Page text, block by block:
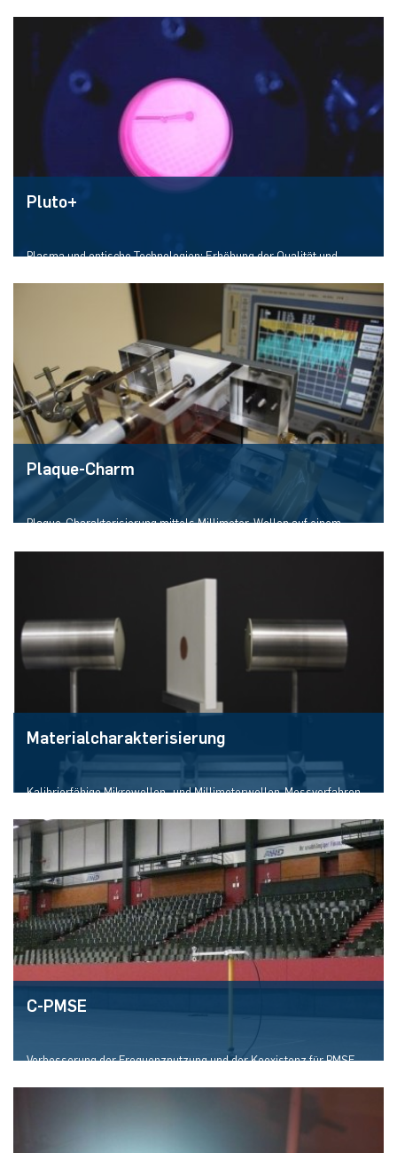
Mehr erfahren
Pluto+
Plasma und optische Technologien: Erhöhung der Qualität und
Mehr erfahren
Plaque-Charm
Plaque-Charakterisierung mittels Millimeter-Wellen auf einem
Mehr erfahren
Materialcharakterisierung
Kalibrierfähige Mikrowellen- und Millimeterwellen-Messverfahren
Mehr erfahren
C-PMSE
Verbesserung der Frequenznutzung und der Koexistenz für PMSE-